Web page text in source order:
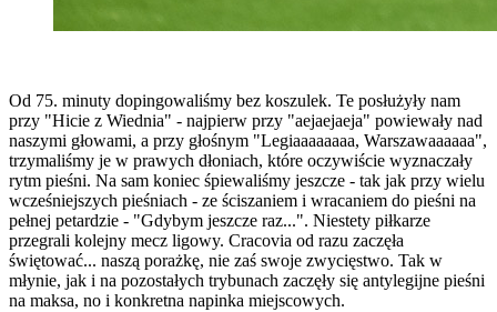
Od 75. minuty dopingowaliśmy bez koszulek. Te posłużyły nam
przy "Hicie z Wiednia" - najpierw przy "aejaejaeja" powiewały nad
naszymi głowami, a przy głośnym "Legiaaaaaaaa, Warszawaaaaaa",
trzymaliśmy je w prawych dłoniach, które oczywiście wyznaczały
rytm pieśni. Na sam koniec śpiewaliśmy jeszcze - tak jak przy wielu
wcześniejszych pieśniach - ze ściszaniem i wracaniem do pieśni na
pełnej petardzie - "Gdybym jeszcze raz...". Niestety piłkarze
przegrali kolejny mecz ligowy. Cracovia od razu zaczęła
świętować... naszą porażkę, nie zaś swoje zwycięstwo. Tak w
młynie, jak i na pozostałych trybunach zaczęły się antylegijne pieśni
na maksa, no i konkretna napinka miejscowych.